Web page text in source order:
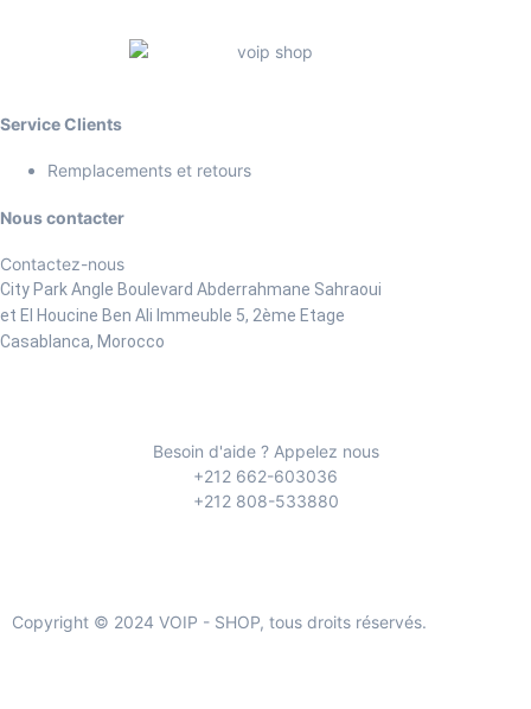
Service Clients
Remplacements et retours
Nous contacter
Contactez-nous
City Park Angle Boulevard Abderrahmane Sahraoui
et El Houcine Ben Ali Immeuble 5, 2ème Etage
Casablanca, Morocco
Besoin d'aide ? Appelez nous
+212 662-603036
+212 808-533880
Copyright © 2024 VOIP - SHOP, tous droits réservés.